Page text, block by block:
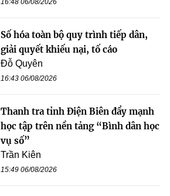
Số hóa toàn bộ quy trình tiếp dân,
giải quyết khiếu nại, tố cáo
Đỗ Quyên
16:43 06/08/2026
Thanh tra tỉnh Điện Biên đẩy mạnh
học tập trên nền tảng “Bình dân học
vụ số”
Trần Kiên
15:49 06/08/2026